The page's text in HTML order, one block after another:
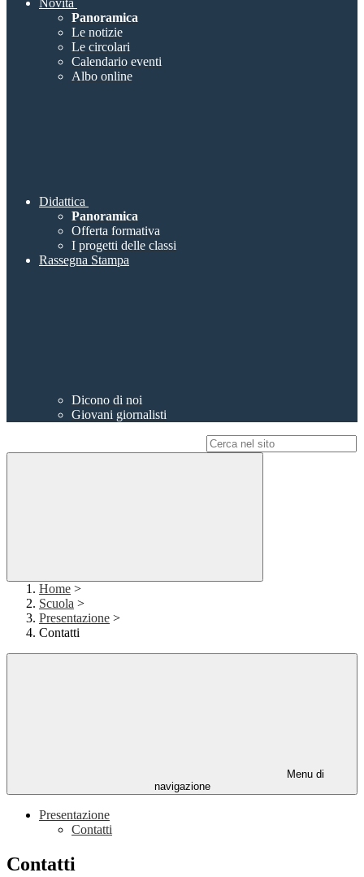
Novità
Panoramica
Le notizie
Le circolari
Calendario eventi
Albo online
Didattica
Panoramica
Offerta formativa
I progetti delle classi
Rassegna Stampa
Dicono di noi
Giovani giornalisti
Home >
Scuola >
Presentazione >
Contatti
Menu di
navigazione
Presentazione
Contatti
Contatti